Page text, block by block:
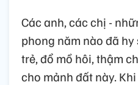
Các anh, các chị -
phong năm nào đã
trẻ, đổ mồ hôi, thậm
cho mảnh đất này.